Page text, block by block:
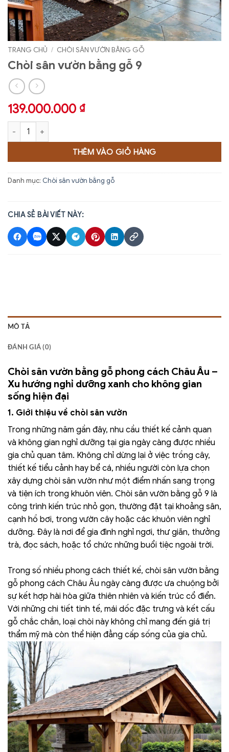
TRANG CHỦ / CHÒI SÂN VƯỜN BẰNG GỖ
Chòi sân vườn bằng gỗ 9
139.000.000 ₫
Chòi sân vườn bằng gỗ 9 số lượng
THÊM VÀO GIỎ HÀNG
Danh mục: Chòi sân vườn bằng gỗ
CHIA SẺ BÀI VIẾT NÀY:
MÔ TẢ
ĐÁNH GIÁ (0)
Chòi sân vườn bằng gỗ phong cách Châu Âu –
Xu hướng nghỉ dưỡng xanh cho không gian
sống hiện đại
1. Giới thiệu về chòi sân vườn
Trong những năm gần đây, nhu cầu thiết kế cảnh quan
và không gian nghỉ dưỡng tại gia ngày càng được nhiều
gia chủ quan tâm. Không chỉ dừng lại ở việc trồng cây,
thiết kế tiểu cảnh hay bể cá, nhiều người còn lựa chọn
xây dựng chòi sân vườn như một điểm nhấn sang trọng
và tiện ích trong khuôn viên. Chòi sân vườn bằng gỗ 9 là
công trình kiến trúc nhỏ gọn, thường đặt tại khoảng sân,
cạnh hồ bơi, trong vườn cây hoặc các khuôn viên nghỉ
dưỡng. Đây là nơi để gia đình nghỉ ngơi, thư giãn, thưởng
trà, đọc sách, hoặc tổ chức những buổi tiệc ngoài trời.
Trong số nhiều phong cách thiết kế, chòi sân vườn bằng
gỗ phong cách Châu Âu ngày càng được ưa chuộng bởi
sự kết hợp hài hòa giữa thiên nhiên và kiến trúc cổ điển.
Với những chi tiết tinh tế, mái dốc đặc trưng và kết cấu
gỗ chắc chắn, loại chòi này không chỉ mang đến giá trị
thẩm mỹ mà còn thể hiện đẳng cấp sống của gia chủ.